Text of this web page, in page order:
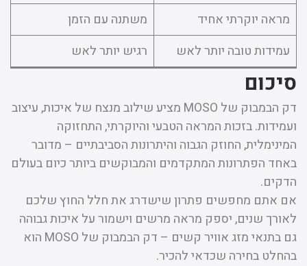
מראה יוקרתי אחיד
משתנה עם הזמן
עמידות טובה יותר לאש
רגיש יותר לאש
סיכום
דק הבמבוק של MOSO מציע שילוב מנצח של איכות, עיצוב
ועמידות. בזכות המראה הטבעי והיוקרתי, התחזוקה
המינימלית, החוזק הגבוה והיתרונות הסביבתיים – מדובר
באחד הפתרונות המתקדמים והמבוקשים ביותר כיום בעולם
הדקים.
אם אתם מחפשים פתרון שישדרג את חלל החוץ שלכם
לאורך שנים, יספק מראה מרשים וישמור על איכות גבוהה
גם בתנאי מזג אוויר קשים – דק הבמבוק של MOSO הוא
בהחלט בחירה שכדאי להכיר.